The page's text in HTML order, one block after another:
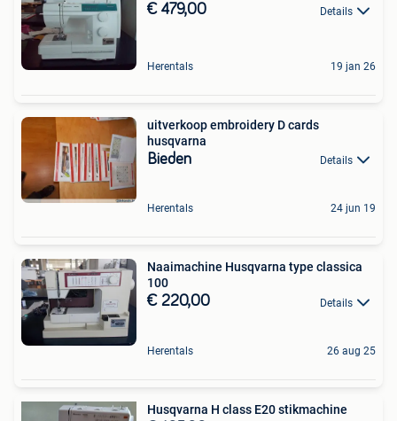
€ 479,00 Details
Herentals 19 jan 26
uitverkoop embroidery D cards
husqvarna
Bieden Details
Herentals 24 jun 19
Naaimachine Husqvarna type classica
100
€ 220,00 Details
Herentals 26 aug 25
Husqvarna H class E20 stikmachine